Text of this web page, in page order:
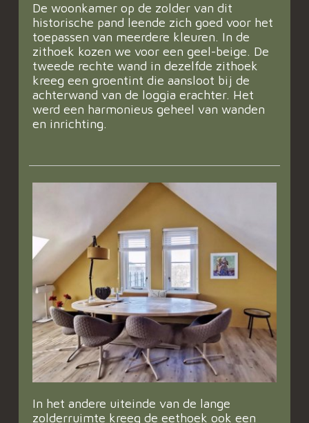
De woonkamer op de zolder van dit
historische pand leende zich goed voor het
toepassen van meerdere kleuren. In de
zithoek kozen we voor een geel-beige. De
tweede rechte wand in dezelfde zithoek
kreeg een groentint die aansloot bij de
achterwand van de loggia erachter. Het
werd een harmonieus geheel van wanden
en inrichting.
In het andere uiteinde van de lange
zolderruimte kreeg de eethoek ook een